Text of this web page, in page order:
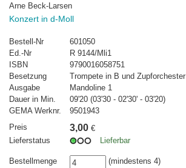
Arne Beck-Larsen
Konzert in d-Moll
Bestell-Nr
601050
Ed.-Nr
R 9144/Mli1
ISBN
9790016058751
Besetzung
Trompete in B und Zupforchester
Ausgabe
Mandoline 1
Dauer in Min.
09'20 (03'30 - 02'30' - 03'20)
GEMA Werknr.
9501943
Preis
3,00 €
Lieferstatus
Lieferbar
Bestellmenge (mindestens 4)